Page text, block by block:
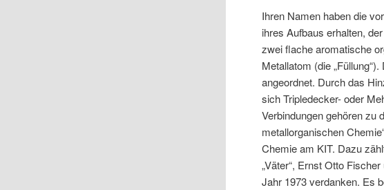
Ihren Namen haben die
ihres Aufbaus erhalten,
zwei flache aromatische
Metallatom (die
angeordnet. Durch das
sich Tripledecker- oder
Verbindungen gehören zu
metallorganischen
Chemie am KIT. Dazu
„Väter“, Ernst Otto
Jahr 1973 verdanken. Es